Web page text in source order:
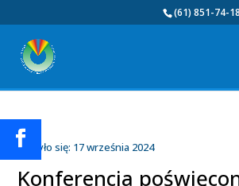
(61) 851-74-18
Odbyło się: 17 września 2024
Konferencja